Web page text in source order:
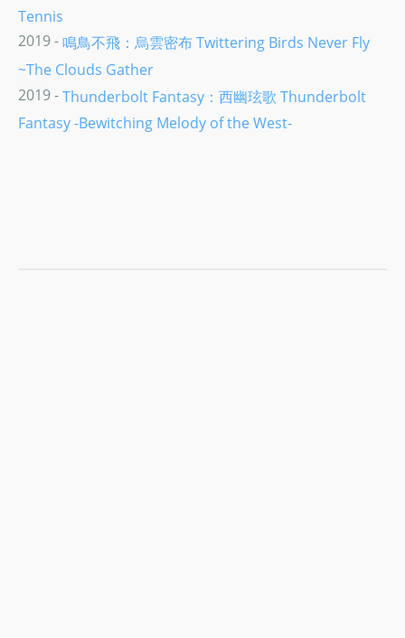
Tennis
2019 -鳴鳥不飛：烏雲密布 Twittering Birds Never Fly
~The Clouds Gather
2019 -Thunderbolt Fantasy：西幽玹歌 Thunderbolt
Fantasy -Bewitching Melody of the West-